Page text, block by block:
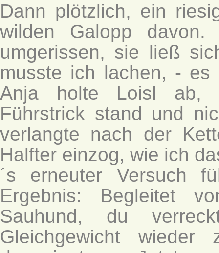
Dann plötzlich, ein
wilden Galopp
umgerissen, sie ließ
musste ich lachen, -
Anja holte Loisl ab,
Führstrick stand und
verlangte nach der
Halfter einzog, wie ich
´s erneuter Versuch
Ergebnis: Begleitet
Sauhund, du
Gleichgewicht